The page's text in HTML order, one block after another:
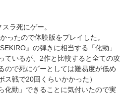
ラ死にゲー。
ったので体験版をプレイした。
』の弾きに相当する「化勁」
ているが、2作と比較すると全ての攻
ので死にゲーとしては難易度が低め
ス戦で20回くらいかかった）
化勁」できることに気付いたので実